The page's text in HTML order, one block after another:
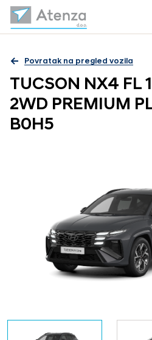
Povratak na pregled vozila
TUCSON NX4 FL
2WD PREMIUM
B0H5